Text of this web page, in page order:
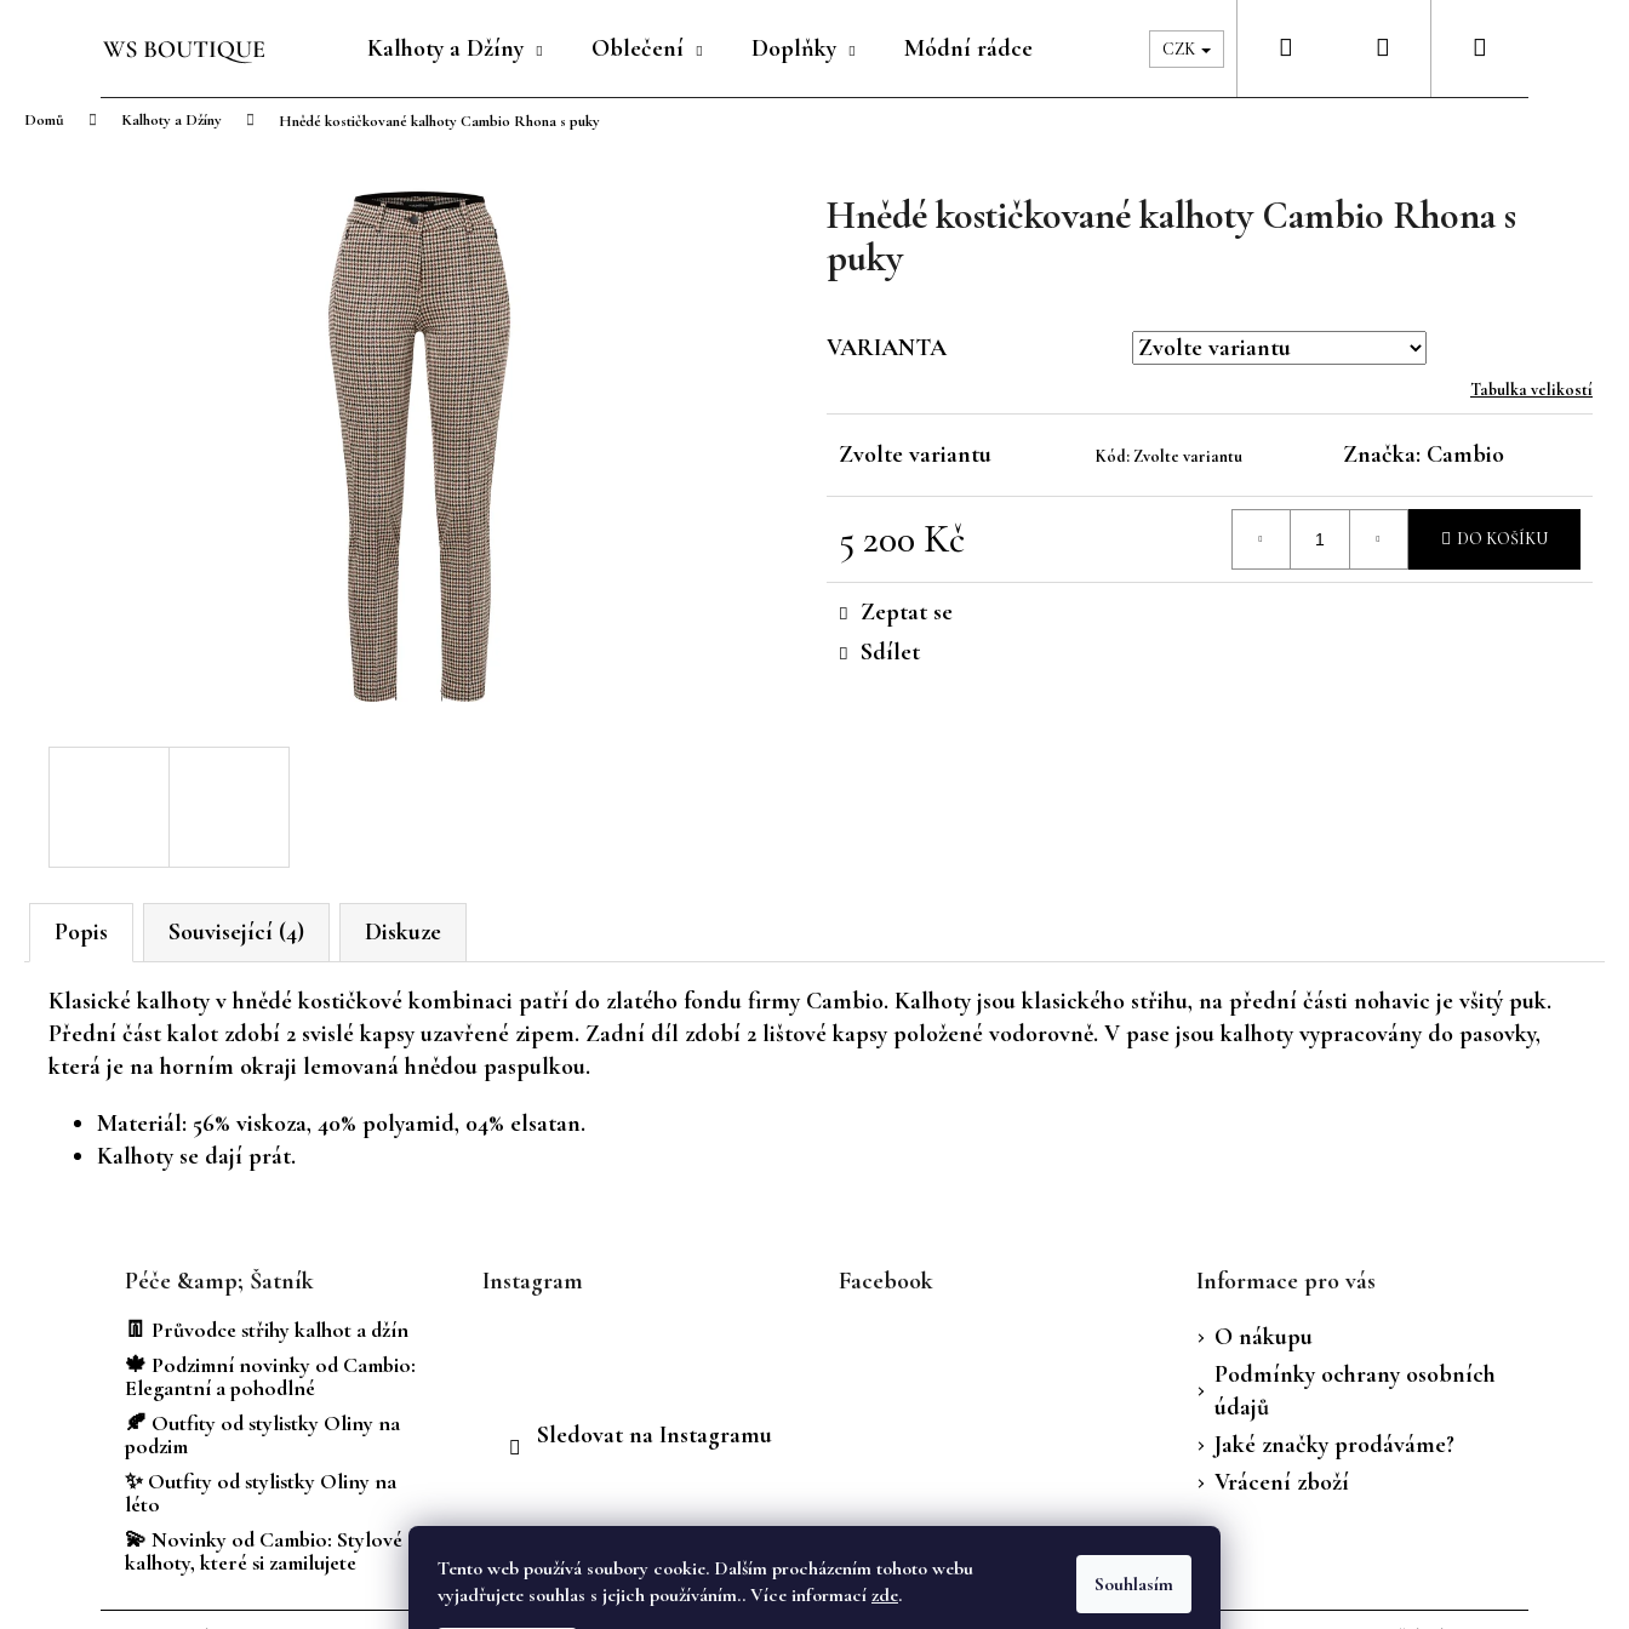
Tento web používá soubory cookie. Dalším procházením tohoto webu
vyjadřujete souhlas s jejich používáním.. Více informací zde. Souhlasím
Kalhoty a Džíny Oblečení Doplňky Módní rádce Péče & Šatník Kontakty
CZK Přihlášení
Domů Kalhoty a Džíny Hnědé kostičkované kalhoty Cambio Rhona s puky
Hnědé kostičkované kalhoty Cambio Rhona s
puky
VARIANTA
Tabulka velikostí
Zvolte variantu Kód: Zvolte variantu Značka: Cambio
5 200 Kč
Měrná
cena:
DO KOŠÍKU
Zeptat se
Sdílet
Popis Související (4) Diskuze
Klasické kalhoty v hnědé kostičkové kombinaci patří do zlatého fondu firmy Cambio. Kalhoty jsou klasického střihu, na přední části nohavic je všitý puk.
Přední část kalot zdobí 2 svislé kapsy uzavřené zipem. Zadní díl zdobí 2 lištové kapsy položené vodorovně. V pase jsou kalhoty vypracovány do pasovky,
která je na horním okraji lemovaná hnědou paspulkou.
Materiál: 56% viskoza, 40% polyamid, 04% elsatan.
Kalhoty se dají prát.
Zpět
obchodu
Zpět
obchodu
Co potřebujete najít?
HLEDAT
Péče &amp; Šatník
👖 Průvodce střihy kalhot a džín
🍁 Podzimní novinky od Cambio:
Elegantní a pohodlné
🍂 Outfity od stylistky Oliny na
podzim
✨ Outfity od stylistky Oliny na
léto
💫 Novinky od Cambio: Stylové
kalhoty, které si zamilujete
Instagram
Sledovat na Instagramu
Facebook
Informace pro vás
O nákupu
Podmínky ochrany osobních
údajů
Jaké značky prodáváme?
Vrácení zboží